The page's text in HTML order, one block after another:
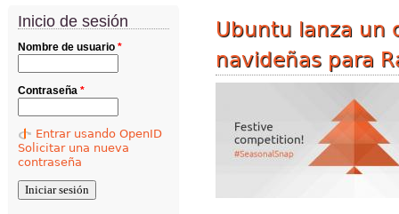
Inicio de sesión
Nombre de usuario *
Contraseña *
Entrar usando OpenID
Solicitar una nueva
contraseña
Ubuntu lanza un
navideñas para